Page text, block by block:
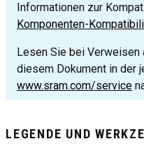
Informationen zur
Komponenten-
Lesen Sie bei Verweisen
diesem Dokument in der
www.sram.com/service
LEGENDE UND